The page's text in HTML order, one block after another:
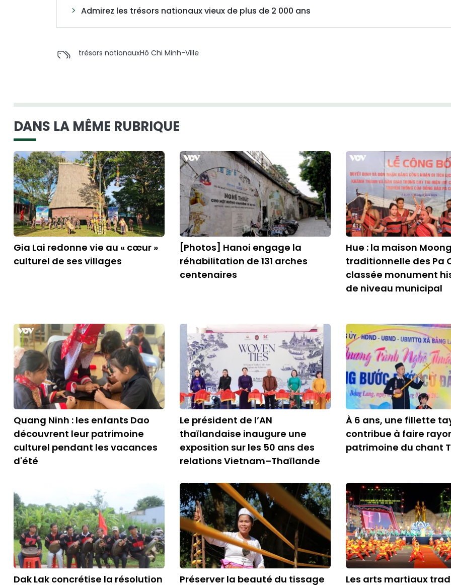
Admirez les trésors nationaux vieux de plus de 2 000 ans
trésors nationauxHô Chi Minh-Ville
DANS LA MÊME RUBRIQUE
Gia Lai redonne vie au « cœur »
culturel de ses villages
[Photos] Hanoi engage la
réhabilitation de 131 arches
centenaires
Hue : la maison
traditionnelle des Pa
classée monument
de niveau municipal
Quang Ninh : les enfants Dao
découvrent leur patrimoine
culturel pendant les vacances
d'été
Le président de l’AN
thaïlandaise inaugure une
exposition sur les 50 ans des
relations Vietnam–Thaïlande
À 6 ans, une fillette
contribue à faire
patrimoine du chant
Dak Lak concrétise la résolution Préserver la beauté du tissage Les arts martiaux